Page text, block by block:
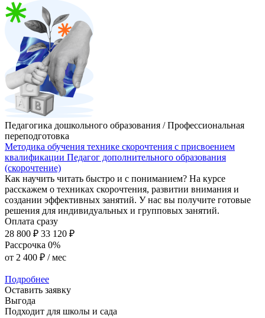
Педагогика дошкольного образования / Профессиональная
переподготовка
Методика обучения технике скорочтения с присвоением
квалификации Педагог дополнительного образования
(скорочтение)
Как научить читать быстро и с пониманием? На курсе
расскажем о техниках скорочтения, развитии внимания и
создании эффективных занятий. У нас вы получите готовые
решения для индивидуальных и групповых занятий.
Оплата сразу
28 800 ₽ 33 120 ₽
Рассрочка 0%
от 2 400 ₽ / мес
Подробнее
Оставить заявку
Выгода
Подходит для школы и сада